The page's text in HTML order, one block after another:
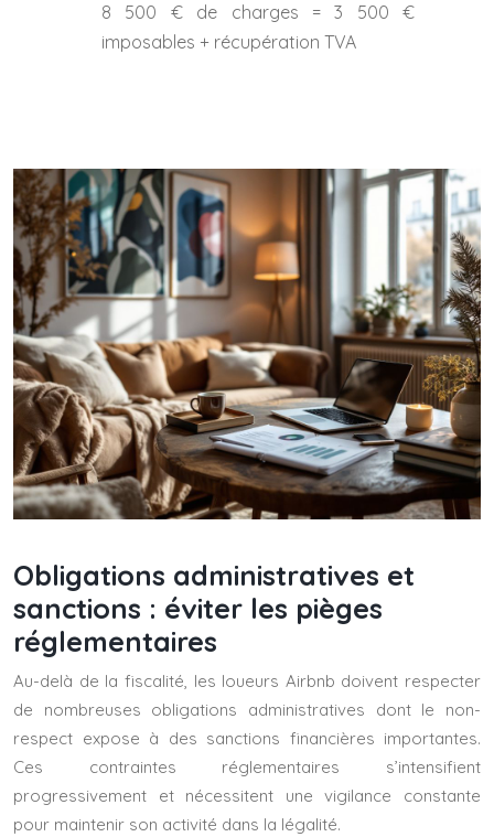
8 500 € de charges = 3 500 €
imposables + récupération TVA
Obligations administratives et
sanctions : éviter les pièges
réglementaires
Au-delà de la fiscalité, les loueurs Airbnb doivent respecter
de nombreuses obligations administratives dont le non-
respect expose à des sanctions financières importantes.
Ces contraintes réglementaires s’intensifient
progressivement et nécessitent une vigilance constante
pour maintenir son activité dans la légalité.